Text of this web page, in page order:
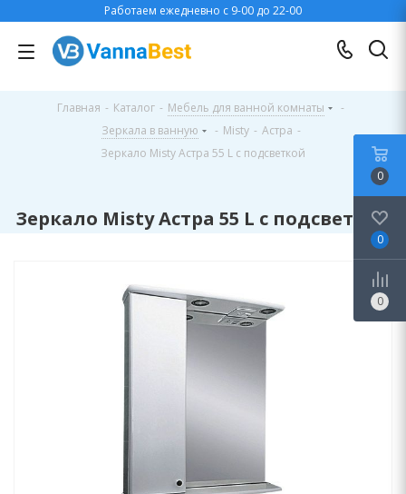
Работаем ежедневно с 9-00 до 22-00
Главная - Каталог - Мебель для ванной комнаты
-
Зеркала в ванную
- Misty - Астра -
Зеркало Misty Астра 55 L с подсветкой
Зеркало Misty Астра 55 L с подсветкой
0
0
0